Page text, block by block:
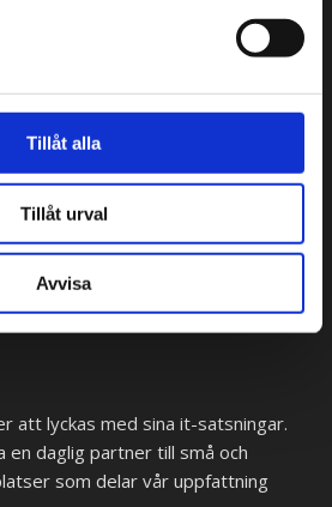
Tillåt alla
Tillåt urval
Avvisa
att lyckas med sina it-satsningar.
en daglig partner till små och
som delar vår uppfattning